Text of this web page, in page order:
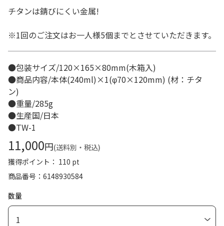
チタンは錆びにくい金属!
※1回のご注文はお一人様5個までとさせていただきます。
●包装サイズ/120×165×80mm(木箱入)
●商品内容/本体(240ml)×1(φ70×120mm) (材：チタ
ン)
●重量/285g
●生産国/日本
●TW-1
11,000円(送料別・税込)
獲得ポイント： 110 pt
商品番号
6148930584
数量
1